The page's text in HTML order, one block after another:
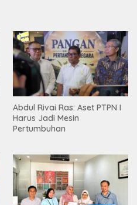
Abdul Rivai Ras: Aset PTPN I
Harus Jadi Mesin
Pertumbuhan